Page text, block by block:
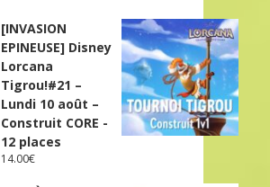
[INVASION
EPINEUSE] Disney
Lorcana
Tigrou!#21 –
Lundi 10 août –
Construit CORE -
12 places
14.00€